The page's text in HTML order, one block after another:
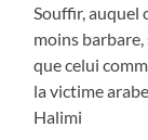
Souffir, auquel
moins barbare,
que celui
la victime
Halimi